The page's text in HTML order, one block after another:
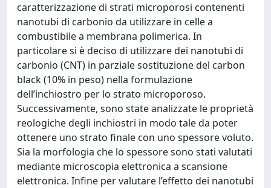
caratterizzazione di strati microporosi contenenti
nanotubi di carbonio da utilizzare in celle a
combustibile a membrana polimerica. In
particolare si è deciso di utilizzare dei nanotubi di
carbonio (CNT) in parziale sostituzione del carbon
black (10% in peso) nella formulazione
dell’inchiostro per lo strato microporoso.
Successivamente, sono state analizzate le proprietà
reologiche degli inchiostri in modo tale da poter
ottenere uno strato finale con uno spessore voluto.
Sia la morfologia che lo spessore sono stati valutati
mediante microscopia elettronica a scansione
elettronica. Infine per valutare l’effetto dei nanotubi